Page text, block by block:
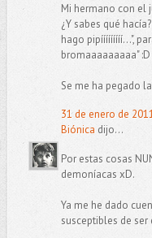
Mi hermano con el
¿Y sabes qué
hago pipííííííííí...",
bromaaaaaaaaa" :D
Se me ha pegado
31 de enero de
Biónica dijo...
Por estas cosas
demoníacas xD.
Ya me he dado
susceptibles de